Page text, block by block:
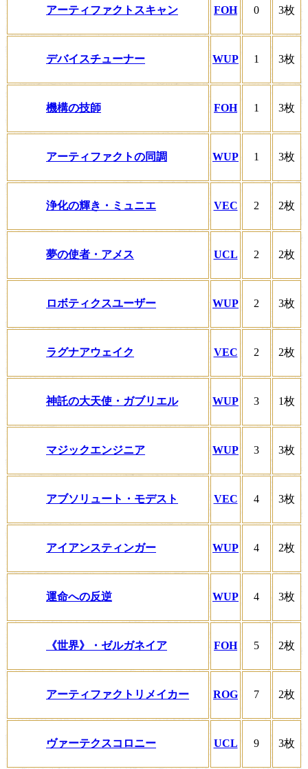
アーティファクトスキャン FOH 0 3枚
デバイスチューナー WUP 1 3枚
機構の技師 FOH 1 3枚
アーティファクトの同調 WUP 1 3枚
浄化の輝き・ミュニエ VEC 2 2枚
夢の使者・アメス UCL 2 2枚
ロボティクスユーザー WUP 2 3枚
ラグナアウェイク VEC 2 2枚
神託の大天使・ガブリエル WUP 3 1枚
マジックエンジニア WUP 3 3枚
アブソリュート・モデスト VEC 4 3枚
アイアンスティンガー WUP 4 2枚
運命への反逆 WUP 4 3枚
《世界》・ゼルガネイア FOH 5 2枚
アーティファクトリメイカー ROG 7 2枚
ヴァーテクスコロニー UCL 9 3枚